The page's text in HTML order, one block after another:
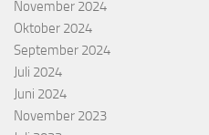
November 2024
Oktober 2024
September 2024
Juli 2024
Juni 2024
November 2023